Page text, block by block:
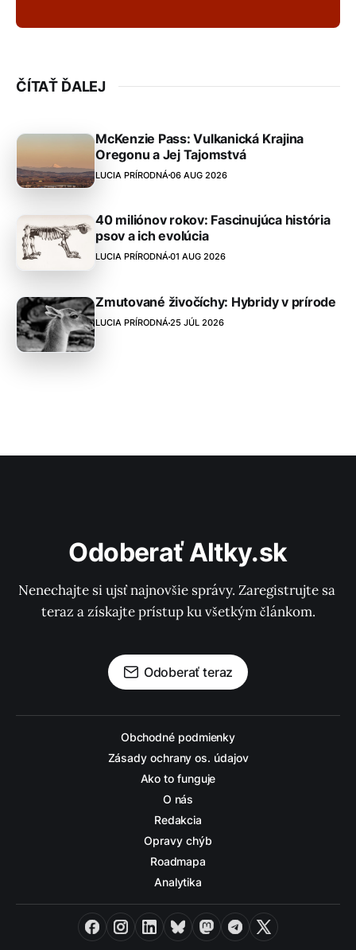
ČÍTAŤ ĎALEJ
McKenzie Pass: Vulkanická Krajina
Oregonu a Jej Tajomstvá
LUCIA PRÍRODNÁ06 AUG 2026
40 miliónov rokov: Fascinujúca história
psov a ich evolúcia
LUCIA PRÍRODNÁ01 AUG 2026
Zmutované živočíchy: Hybridy v prírode
LUCIA PRÍRODNÁ25 JÚL 2026
Odoberať Altky.sk
Nenechajte si ujsť najnovšie správy. Zaregistrujte sa
teraz a získajte prístup ku všetkým článkom.
Odoberať teraz
Obchodné podmienky
Zásady ochrany os. údajov
Ako to funguje
O nás
Redakcia
Opravy chýb
Roadmapa
Analytika
FacebookInstagramLinkedInBlueskyMastodon
Telegram
X